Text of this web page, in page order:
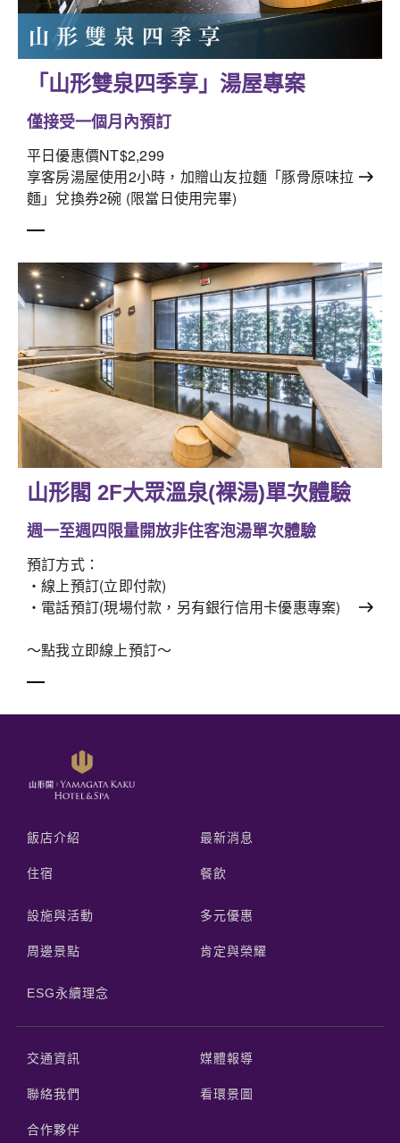
「山形雙泉四季享」湯屋專案
僅接受一個月內預訂
平日優惠價NT$2,299
享客房湯屋使用2小時，加贈山友拉麵「豚骨原味拉
麵」兌換券2碗 (限當日使用完畢)
山形閣 2F大眾溫泉(裸湯)單次體驗
週一至週四限量開放非住客泡湯單次體驗
預訂方式：
‧線上預訂(立即付款)
‧電話預訂(現場付款，另有銀行信用卡優惠專案)
～點我立即線上預訂～
飯店介紹 最新消息
住宿 餐飲
設施與活動 多元優惠
周邊景點 肯定與榮耀
ESG永續理念
交通資訊 媒體報導
聯絡我們 看環景圖
合作夥伴